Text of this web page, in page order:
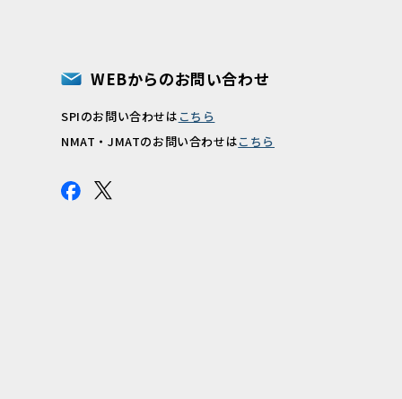
WEBからのお問い合わせ
SPIのお問い合わせは こちら
NMAT・JMATのお問い合わせはこちら